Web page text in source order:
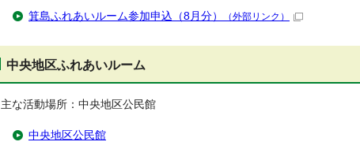
箕島ふれあいルーム参加申込（8月分） （外部リンク）
中央地区ふれあいルーム
主な活動場所：中央地区公民館
中央地区公民館